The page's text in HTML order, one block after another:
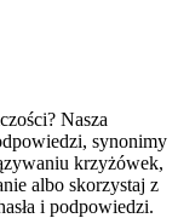
Nasza
synonimy
krzyżówek,
albo skorzystaj z
i podpowiedzi.